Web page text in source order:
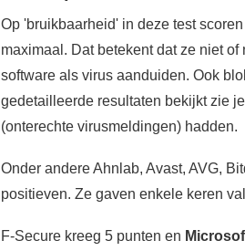
Op 'bruikbaarheid' in deze test
maximaal. Dat betekent dat ze niet
software als virus aanduiden. Ook
gedetailleerde resultaten bekijkt zie
(onterechte virusmeldingen) hadden.
Onder andere Ahnlab, Avast, AVG,
positieven. Ze gaven enkele keren
F-Secure kreeg 5 punten en